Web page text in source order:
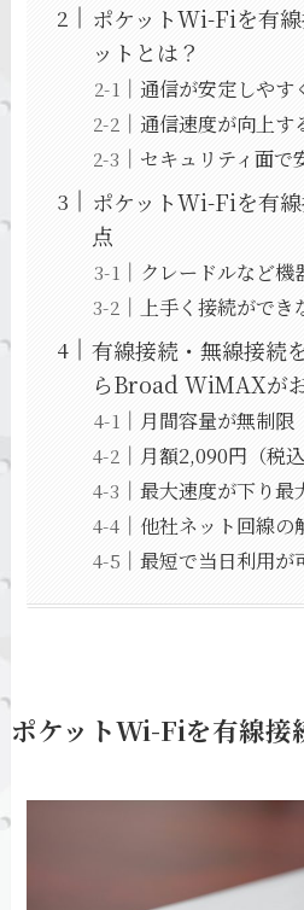
ポケットWi-Fiを有
ットとは？
通信が安定しやす
通信速度が向上す
セキュリティ面で
ポケットWi-Fiを有
点
クレードルなど
上手く接続ができ
有線接続・無線接続
らBroad WiMAXが
月間容量が無制限
月額2,090円（税
最大速度が下り
他社ネット回線の
最短で当日利用が
ポケットWi-Fiを有線接